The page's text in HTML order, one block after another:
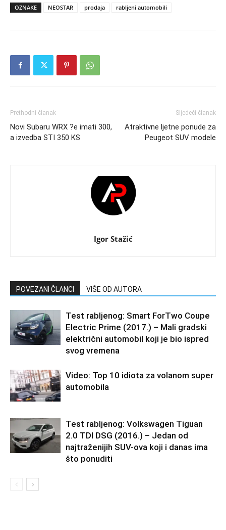
OZNAKE NEOSTAR prodaja rabljeni automobili
Prethodni članak
Novi Subaru WRX ?e imati 300,
a izvedba STI 350 KS
Sljedeći članak
Atraktivne ljetne ponude za
Peugeot SUV modele
Igor Stažić
POVEZANI ČLANCI VIŠE OD AUTORA
Test rabljenog: Smart ForTwo Coupe
Electric Prime (2017.) – Mali gradski
električni automobil koji je bio ispred
svog vremena
Video: Top 10 idiota za volanom super
automobila
Test rabljenog: Volkswagen Tiguan
2.0 TDI DSG (2016.) – Jedan od
najtraženijih SUV-ova koji i danas ima
što ponuditi